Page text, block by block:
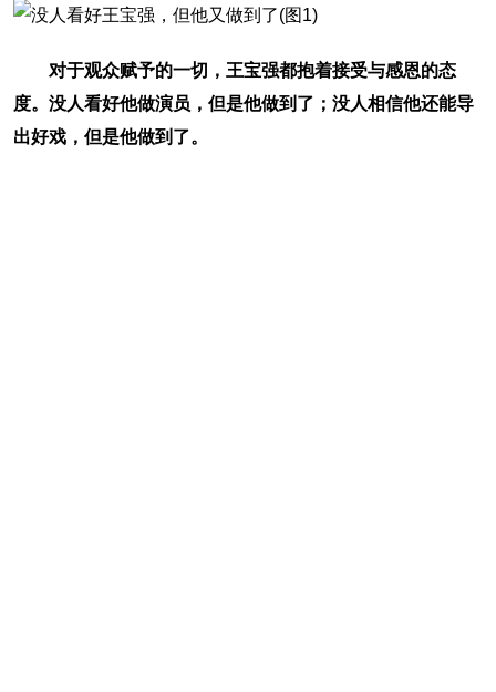
对于观众赋予的一切，王宝强都抱着接受与感恩的态
度。没人看好他做演员，但是他做到了；没人相信他还能导
出好戏，但是他做到了。